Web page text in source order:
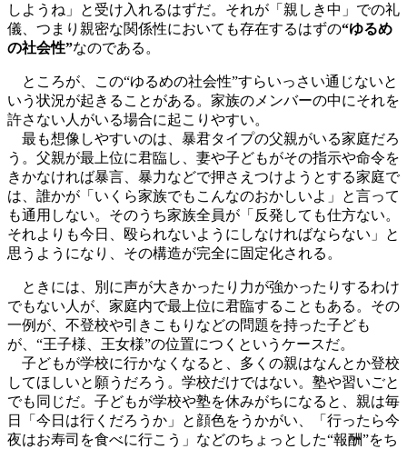
しようね」と受け入れるはずだ。それが「親しき中」での礼
儀、つまり親密な関係性においても存在するはずの“ゆるめ
の社会性”なのである。
ところが、この“ゆるめの社会性”すらいっさい通じないと
いう状況が起きることがある。家族のメンバーの中にそれを
許さない人がいる場合に起こりやすい。
最も想像しやすいのは、暴君タイプの父親がいる家庭だろ
う。父親が最上位に君臨し、妻や子どもがその指示や命令を
きかなければ暴言、暴力などで押さえつけようとする家庭で
は、誰かが「いくら家族でもこんなのおかしいよ」と言って
も通用しない。そのうち家族全員が「反発しても仕方ない。
それよりも今日、殴られないようにしなければならない」と
思うようになり、その構造が完全に固定化される。
ときには、別に声が大きかったり力が強かったりするわけ
でもない人が、家庭内で最上位に君臨することもある。その
一例が、不登校や引きこもりなどの問題を持った子ども
が、“王子様、王女様”の位置につくというケースだ。
子どもが学校に行かなくなると、多くの親はなんとか登校
してほしいと願うだろう。学校だけではない。塾や習いごと
でも同じだ。子どもが学校や塾を休みがちになると、親は毎
日「今日は行くだろうか」と顔色をうかがい、「行ったら今
夜はお寿司を食べに行こう」などのちょっとした“報酬”をち